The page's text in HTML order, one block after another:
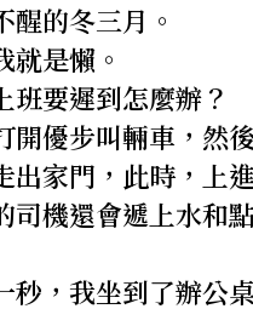
的冬三月。
是懶。
班要遲到怎麼辦？
開優步叫輛車，然
家門，此時，上
司機還會遞上水和
，我坐到了辦公